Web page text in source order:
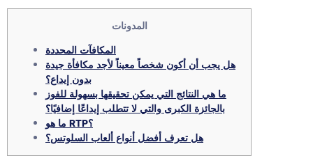
المدونات
المكافآت المحددة
هل يجب أن أكون شخصاً معيناً لأجد مكافأة جيدة
بدون إيداع؟
ما هي النتائج التي يمكن تحقيقها بسهولة للفوز
بالجائزة الكبرى والتي لا تتطلب إيداعًا إضافيًا؟
ما هو RTP؟
هل تعرف أفضل أنواع ألعاب السلوتس؟